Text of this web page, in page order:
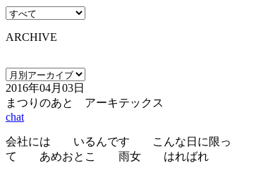
ARCHIVE
2016年04月03日
まつりのあと アーキテックス
chat
会社には いるんです こんな日に限っ
て あめおとこ 雨女 はればれ